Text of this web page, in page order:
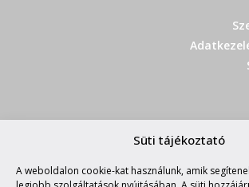
Süti tájékoztató
A weboldalon cookie-kat használunk, amik